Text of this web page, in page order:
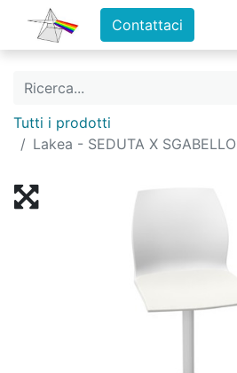
Contattaci
Tutti i prodotti
Lakea - SEDUTA X